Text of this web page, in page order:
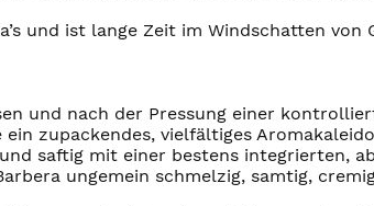
und ist lange Zeit im Windschatten von
und nach der Pressung einer
zupackendes, vielfältiges
saftig mit einer bestens integrierten,
ungemein schmelzig, samtig,